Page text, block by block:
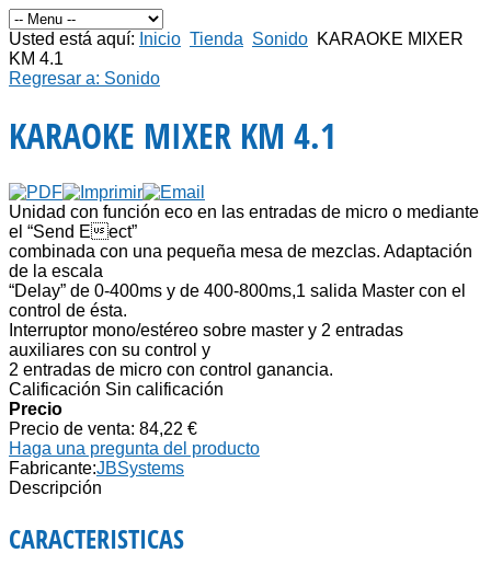
Usted está aquí: Inicio Tienda Sonido KARAOKE MIXER
KM 4.1
Regresar a: Sonido
KARAOKE MIXER KM 4.1
Unidad con función eco en las entradas de micro o mediante
el “Send Eect”
combinada con una pequeña mesa de mezclas. Adaptación
de la escala
“Delay” de 0-400ms y de 400-800ms,1 salida Master con el
control de ésta.
Interruptor mono/estéreo sobre master y 2 entradas
auxiliares con su control y
2 entradas de micro con control ganancia.
Calificación Sin calificación
Precio
Precio de venta: 84,22 €
Haga una pregunta del producto
Fabricante:JBSystems
Descripción
CARACTERISTICAS